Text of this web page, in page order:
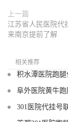
上一篇
江苏省人民医院代
来南京提前了解
相关推荐
积水潭医院跑
阜外医院黄牛
301医院代挂号